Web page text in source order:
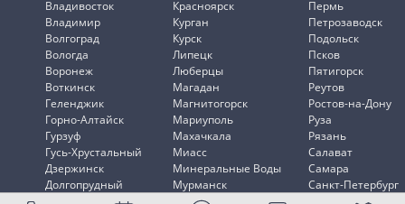
Владивосток
Владимир
Волгоград
Вологда
Воронеж
Воткинск
Геленджик
Горно-Алтайск
Гурзуф
Гусь-Хрустальный
Дзержинск
Долгопрудный
Красноярск
Курган
Курск
Липецк
Люберцы
Магадан
Магнитогорск
Мариуполь
Махачкала
Миасс
Минеральные Воды
Мурманск
Мытищи
Пермь
Петрозаводск
Подольск
Псков
Пятигорск
Реутов
Ростов-на-Дону
Руза
Рязань
Салават
Самара
Санкт-Петербург